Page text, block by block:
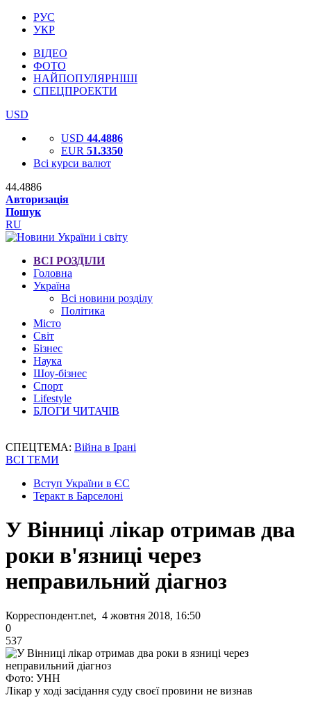
РУС
УКР
ВІДЕО
ФОТО
НАЙПОПУЛЯРНІШІ
СПЕЦПРОЕКТИ
USD
USD 44.4886
EUR 51.3350
Всі курси валют
44.4886
Авторизація
Пошук
RU
ВСІ РОЗДІЛИ
Головна
Україна
Всі новини розділу
Політика
Місто
Світ
Бізнес
Наука
Шоу-бізнес
Спорт
Lifestyle
БЛОГИ ЧИТАЧІВ
СПЕЦТЕМА: Війна в Ірані
ВСІ ТЕМИ
Вступ України в ЄС
Теракт в Барселоні
У Вінниці лікар отримав два
роки в'язниці через
неправильний діагноз
Корреспондент.net, 4 жовтня 2018, 16:50
0
537
Фото: УНН
Лікар у ході засідання суду своєї провини не визнав